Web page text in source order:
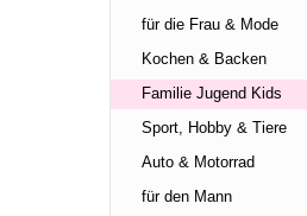
für die Frau & Mode
Kochen & Backen
Familie Jugend Kids
Sport, Hobby & Tiere
Auto & Motorrad
für den Mann